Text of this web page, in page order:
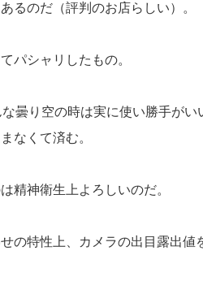
るのだ（評判のお店らしい）。
パシャリしたもの。
曇り空の時は実に使い勝手が
なくて済む。
精神衛生上よろしいのだ。
の特性上、カメラの出目露出値